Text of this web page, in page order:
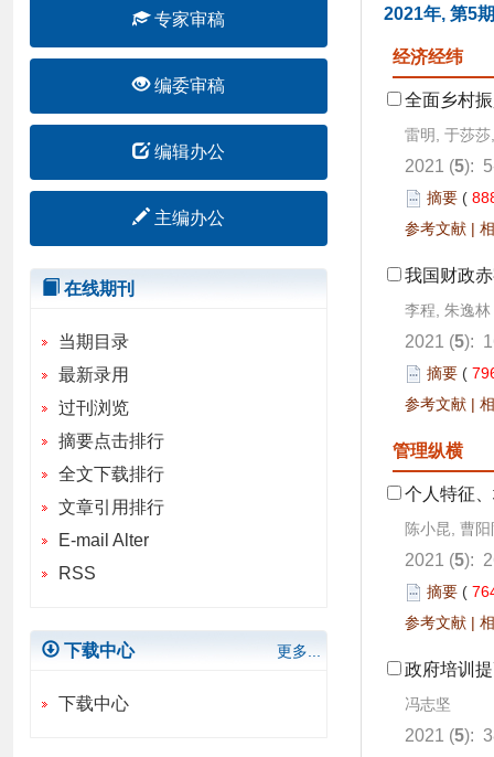
2021年, 第5
经济经纬
全面乡村
雷明, 于莎
2021 (5):
摘要 (
参考文献 |
我国财政
李程, 朱逸林
2021 (5):
摘要 (
参考文献 |
管理纵横
个人特征
陈小昆, 曹阳
2021 (5):
摘要 (
参考文献 |
政府培训
冯志坚
2021 (5):
专家审稿
编委审稿
编辑办公
主编办公
在线期刊
当期目录
最新录用
过刊浏览
摘要点击排行
全文下载排行
文章引用排行
E-mail Alter
RSS
下载中心 更多...
下载中心